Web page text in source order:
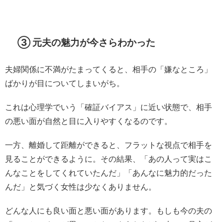
③ 元夫の魅力が今さらわかった
夫婦関係に不満がたまってくると、相手の「嫌なところ」
ばかりが目についてしまいがち。
これは心理学でいう「確証バイアス」に近い状態で、相手
の悪い面が自然と目に入りやすくなるのです。
一方、離婚して距離ができると、フラットな視点で相手を
見ることができるように。その結果、「あの人って実はこ
んなことをしてくれていたんだ」「あんなに魅力的だった
んだ」と気づく女性は少なくありません。
どんな人にも良い面と悪い面があります。もしも今の夫の